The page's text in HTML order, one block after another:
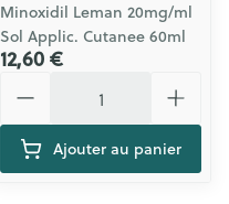
Minoxidil Leman 20mg/ml
Sol Applic. Cutanee 60ml
12,60 €
Ajouter au panier